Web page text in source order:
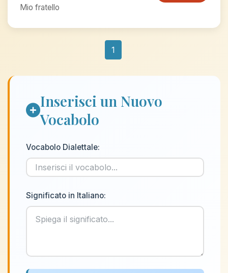
Mio fratello
1
Inserisci un Nuovo
Vocabolo
Vocabolo Dialettale:
Significato in Italiano: